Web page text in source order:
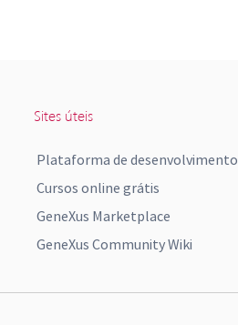
Sites úteis
Plataforma de desenvolvimento
Cursos online grátis
GeneXus Marketplace
GeneXus Community Wiki